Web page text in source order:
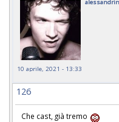
10 aprile, 2021 - 13:33
126
Che cast, già tremo